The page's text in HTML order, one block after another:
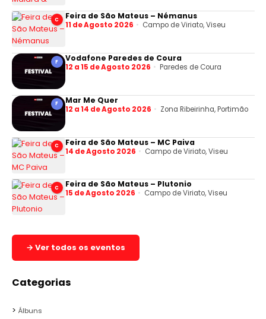
C Feira de São Mateus – Némanus
11 de Agosto 2026 Campo de Viriato, Viseu
F Vodafone Paredes de Coura
12 a 15 de Agosto 2026 Paredes de Coura
F Mar Me Quer
12 a 14 de Agosto 2026 Zona Ribeirinha, Portimão
C Feira de São Mateus – MC Paiva
14 de Agosto 2026 Campo de Viriato, Viseu
C Feira de São Mateus – Plutonio
15 de Agosto 2026 Campo de Viriato, Viseu
→ Ver todos os eventos
Categorias
Álbuns